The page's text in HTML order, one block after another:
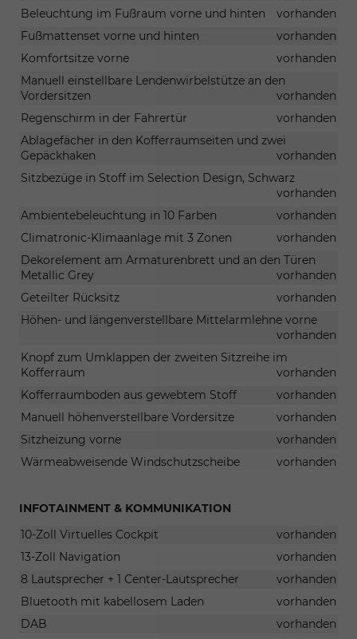
Beleuchtung im Fußraum vorne und hinten
vorhanden
Fußmattenset vorne und hinten
vorhanden
Komfortsitze vorne
vorhanden
Manuell einstellbare Lendenwirbelstütze an den
Vordersitzen
vorhanden
Regenschirm in der Fahrertür
vorhanden
Ablagefächer in den Kofferraumseiten und zwei
Gepäckhaken
vorhanden
Sitzbezüge in Stoff im Selection Design, Schwarz
vorhanden
Ambientebeleuchtung in 10 Farben
vorhanden
Climatronic-Klimaanlage mit 3 Zonen
vorhanden
Dekorelement am Armaturenbrett und an den Türen 
Metallic Grey
vorhanden
Geteilter Rücksitz
vorhanden
Höhen- und längenverstellbare Mittelarmlehne vorne
vorhanden
Knopf zum Umklappen der zweiten Sitzreihe im
Kofferraum
vorhanden
Kofferraumboden aus gewebtem Stoff
vorhanden
Manuell höhenverstellbare Vordersitze
vorhanden
Sitzheizung vorne
vorhanden
Wärmeabweisende Windschutzscheibe
vorhanden
INFOTAINMENT & KOMMUNIKATION
10-Zoll Virtuelles Cockpit
vorhanden
13-Zoll Navigation
vorhanden
8 Lautsprecher + 1 Center-Lautsprecher
vorhanden
Bluetooth mit kabellosem Laden
vorhanden
DAB
vorhanden